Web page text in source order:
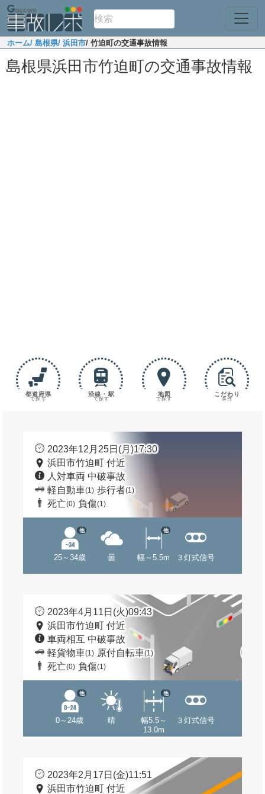
ホーム/ 島根県/ 浜田市/ 竹迫町の交通事故情報
島根県浜田市竹迫町の交通事故情報
都道府県
で探す
沿線・駅
で探す
地図
で探す
こだわり
条件
2023年12月25日(月)17:30
浜田市竹迫町 付近
人対車両 中破事故
軽自動車(1) 歩行者(1)
死亡(0) 負傷(1)
25～34歳
他
曇 幅～5.5m
他
３灯式信号
2023年4月11日(火)09:43
浜田市竹迫町 付近
車両相互 中破事故
軽貨物車(1) 原付自転車(1)
死亡(0) 負傷(1)
0～24歳
他
晴
幅5.5～
13.0m
他
３灯式信号
2023年2月17日(金)11:51
浜田市竹迫町 付近